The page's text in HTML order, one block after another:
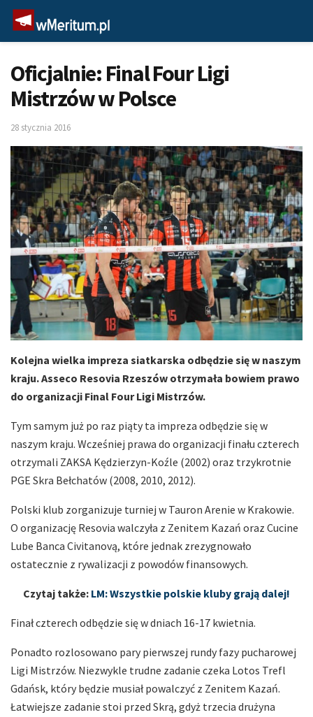
Oficjalnie: Final Four Ligi
Mistrzów w Polsce
28 stycznia 2016
Kolejna wielka impreza siatkarska odbędzie się w naszym
kraju. Asseco Resovia Rzeszów otrzymała bowiem prawo
do organizacji Final Four Ligi Mistrzów.
Tym samym już po raz piąty ta impreza odbędzie się w
naszym kraju. Wcześniej prawa do organizacji finału czterech
otrzymali ZAKSA Kędzierzyn-Koźle (2002) oraz trzykrotnie
PGE Skra Bełchatów (2008, 2010, 2012).
Polski klub zorganizuje turniej w Tauron Arenie w Krakowie.
O organizację Resovia walczyła z Zenitem Kazań oraz Cucine
Lube Banca Civitanovą, które jednak zrezygnowało
ostatecznie z rywalizacji z powodów finansowych.
Czytaj także: LM: Wszystkie polskie kluby grają dalej!
Finał czterech odbędzie się w dniach 16-17 kwietnia.
Ponadto rozlosowano pary pierwszej rundy fazy pucharowej
Ligi Mistrzów. Niezwykle trudne zadanie czeka Lotos Trefl
Gdańsk, który będzie musiał powalczyć z Zenitem Kazań.
Łatwiejsze zadanie stoi przed Skrą, gdyż trzecia drużyna